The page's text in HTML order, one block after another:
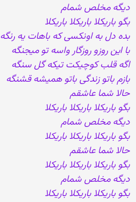
دیگه مخلص شمام
بگو باریکلا باریکلا باریکلا
بده دل به اونکسی که باهات یه رنگه
با این روزو روزگار واسه تو میجنگه
اگه قلب کوچیکت تیکه گل سنگه
بازم باتو زندگی باتو همیشه قشنگه
حالا شما عاشقم
بگو باریکلا باریکلا باریکلا
دیگه مخلص شمام
بگو باریکلا باریکلا باریکلا
حالا شما عاشقم
بگو باریکلا باریکلا باریکلا
دیگه مخلص شمام
بگو باریکلا باریکلا باریکلا